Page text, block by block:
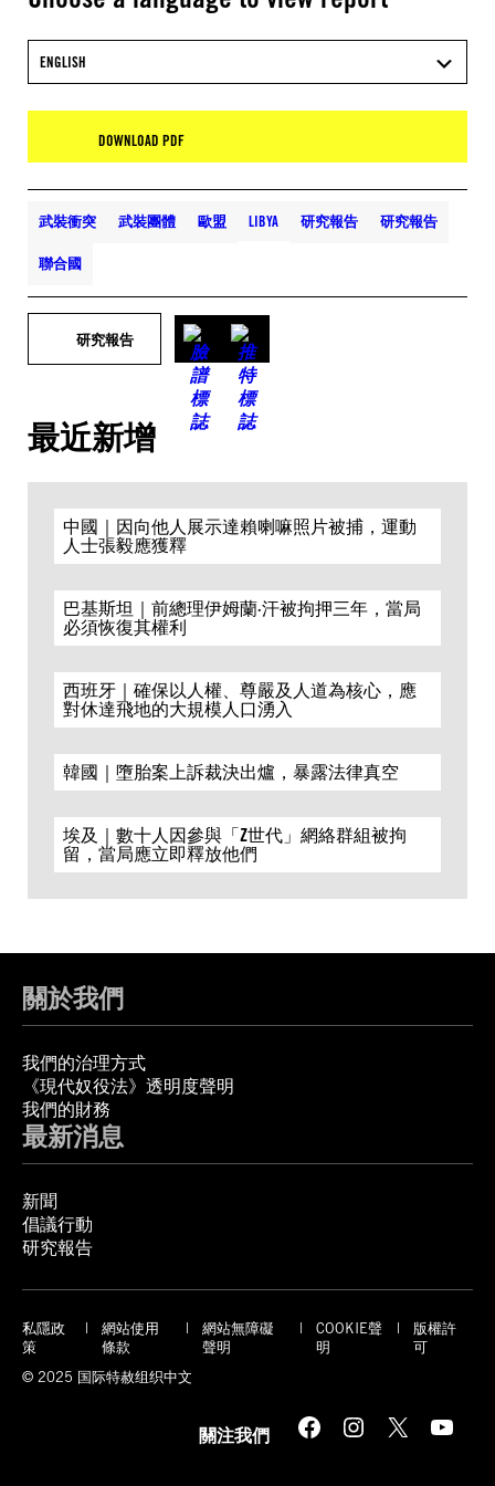
ENGLISH
DOWNLOAD PDF
武裝衝突 武裝團體 歐盟 LIBYA 研究報告 研究報告
聯合國
研究報告
最近新增
中國｜因向他人展示達賴喇嘛照片被捕，運動
人士張毅應獲釋
巴基斯坦｜前總理伊姆蘭·汗被拘押三年，當局
必須恢復其權利
西班牙｜確保以人權、尊嚴及人道為核心，應
對休達飛地的大規模人口湧入
韓國｜墮胎案上訴裁決出爐，暴露法律真空
埃及｜數十人因參與「Z世代」網絡群組被拘
留，當局應立即釋放他們
關於我們
我們的治理方式
《現代奴役法》透明度聲明
我們的財務
最新消息
新聞
倡議行動
研究報告
私隱政
策
網站使用
條款
網站無障礙
聲明
COOKIE聲
明
版權許
可
© 2025 国际特赦组织中文
關注我們 Facebook Instagram X YouTube